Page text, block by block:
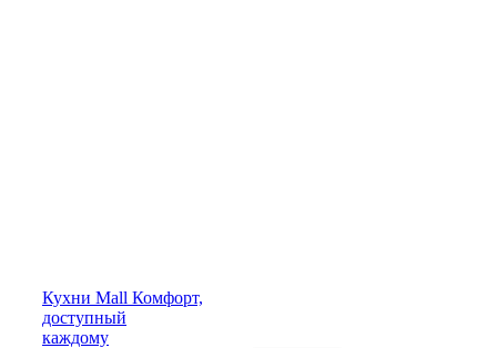
Кухни Mall Комфорт,
доступный
каждому